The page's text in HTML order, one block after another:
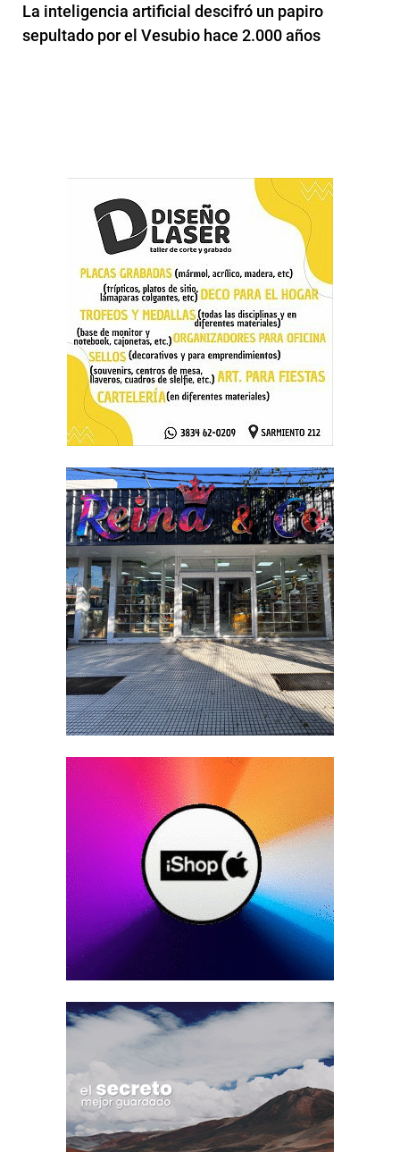
La inteligencia artificial descifró un papiro
sepultado por el Vesubio hace 2.000 años